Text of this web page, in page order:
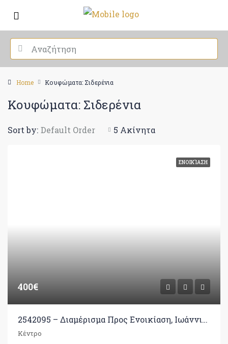
Home Κουφώματα: Σιδερένια
Κουφώματα: Σιδερένια
5 Ακίνητα
Sort by: Default Order
ΕΝΟΙΚΊΑΣΗ
400€
2542095 – Διαμέρισμα Προς Ενοικίαση, Ιωάννινα, 70 τ.μ., €400
Κέντρο